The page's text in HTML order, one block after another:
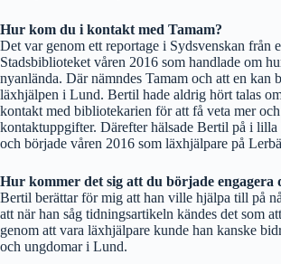
Hur kom du i kontakt med Tamam?
Det var genom ett reportage i Sydsvenskan från
Stadsbiblioteket våren 2016 som handlade om
nyanlända. Där nämndes Tamam och att en kan
läxhjälpen i Lund. Bertil hade aldrig hört talas
kontakt med bibliotekarien för att få veta mer
kontaktuppgifter. Därefter hälsade Bertil på i lilla
och började våren 2016 som läxhjälpare på
Hur kommer det sig att du började engagera
Bertil berättar för mig att han ville hjälpa till på
att när han såg tidningsartikeln kändes det som
genom att vara läxhjälpare kunde han kanske
och ungdomar i Lund.